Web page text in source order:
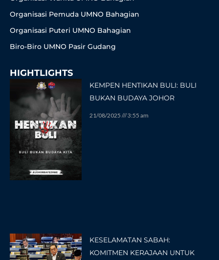
Organisasi Pemuda UMNO Bahagian
Organisasi Puteri UMNO Bahagian
Biro-Biro UMNO Pasir Gudang
HIGHTLIGHTS
KEMPEN HENTIKAN BULI: BULI
BUKAN BUDAYA JOHOR
21/08/2025 3:55 am
KESELAMATAN SABAH:
KOMITMEN KERAJAAN UNTUK